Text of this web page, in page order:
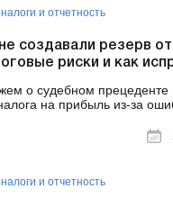
грн в месяц. Возн...
и отчетность
создавали резерв
риски и как
о судебном прецеденте
на прибыль из-за
минимизировать
налоговые риски и
ваши волнения в связи с
и отчетность